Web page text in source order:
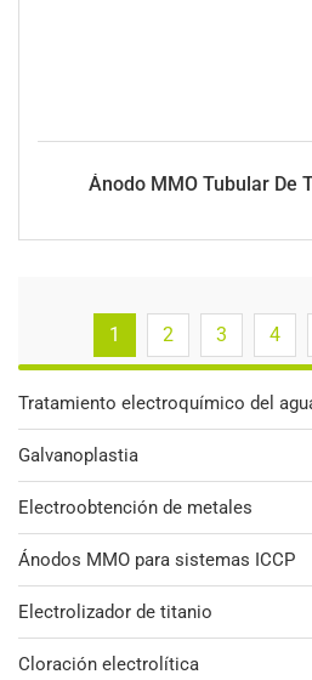
Ánodo MMO Tubular De
1 2 3 4
Tratamiento electroquímico del
Galvanoplastia
Electroobtención de metales
Ánodos MMO para sistemas ICCP
Electrolizador de titanio
Cloración electrolítica